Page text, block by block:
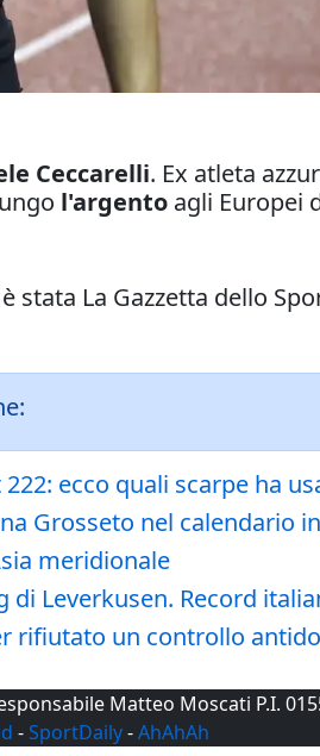
Ceccarelli. Ex atleta
l'argento agli Europei
stata La Gazzetta dello
ecco quali scarpe ha
Grosseto nel calendario
meridionale
Leverkusen. Record
rifiutato un controllo
Matteo Moscati P.I.
-SportDaily-AhAhAh